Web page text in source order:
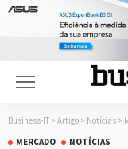
Business-IT > Artigo > Notícias >
MERCADO
NOTÍCIAS